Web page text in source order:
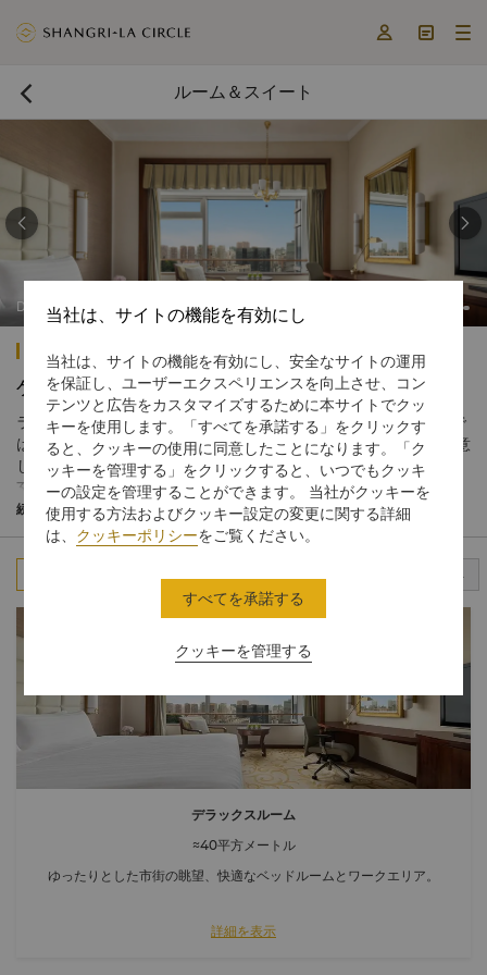
  
 ルーム＆スイート
Deluxe Room
 
シャングリ・ラ 福州
ゲストルーム
ラグジュアリーとしてオープンしたシャングリ・ラ ホテル 福州で
は、26フロアに414室の心地よいゲストルームとスイートをご用意
しています。
39平方メートル以上の広々とした客室では、エレガントで機能的
なインテリアと福州市街の雄大な眺めをお楽しみいただけます。
肌触りのよいコットンリネン、ゆったりとした羽根布団、良質な
眠りをサポートするピローメニューなど、様々なアメニティで快
適にお過ごしいただけます。
続きを読む
スタンダードルーム クラブルーム スイート
デラックスルーム
≈40平方メートル
ゆったりとした市街の眺望、快適なベッドルームとワークエリア。
詳細を表示
当社は、サイトの機能を有効にし
当社は、サイトの機能を有効にし、安全なサイトの運用
を保証し、ユーザーエクスペリエンスを向上させ、コン
テンツと広告をカスタマイズするために本サイトでクッ
キーを使用します。「すべてを承諾する」をクリックす
ると、クッキーの使用に同意したことになります。「ク
ッキーを管理する」をクリックすると、いつでもクッキ
ーの設定を管理することができます。 当社がクッキーを
使用する方法およびクッキー設定の変更に関する詳細
は、 クッキーポリシーをご覧ください。
クッキーを管理する
すべてを承諾する